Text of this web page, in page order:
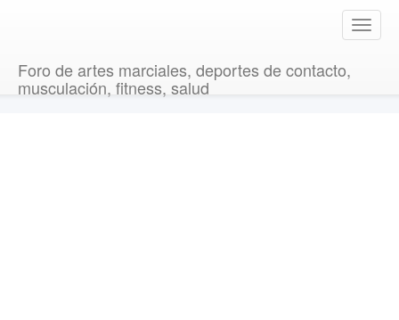
T
o
Foro de artes marciales, deportes de contacto,
musculación, fitness, salud